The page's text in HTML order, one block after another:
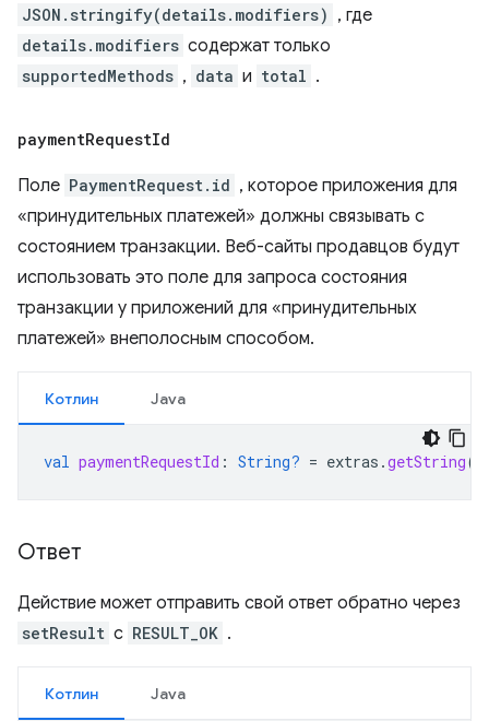
JSON.stringify(details.modifiers) , где
details.modifiers содержат только
supportedMethods , data и total .
paymentRequestId
Поле PaymentRequest.id , которое приложения для
«принудительных платежей» должны связывать с
состоянием транзакции. Веб-сайты продавцов будут
использовать это поле для запроса состояния
транзакции у приложений для «принудительных
платежей» внеполосным способом.
Котлин Java
val paymentRequestId : String? = extras .getString(
Ответ
Действие может отправить свой ответ обратно через
setResult с RESULT_OK .
Котлин Java